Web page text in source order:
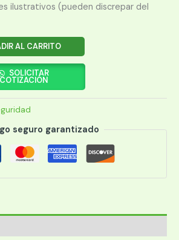
ilustrativos (pueden discrepar del
AL CARRITO
SOLICITAR
seguro garantizado